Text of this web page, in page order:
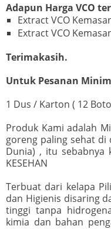
Adapun Harga VCO
Extract VCO
Extract VCO
Terimakasih.
Untuk Pesanan
1 Dus / Karton ( 12
Produk Kami adalah
goreng paling sehat di
Dunia) , itu sebabnya
KESEHAN
Terbuat dari kelapa
dan Higienis disaring
tinggi tanpa
kimia dan bahan